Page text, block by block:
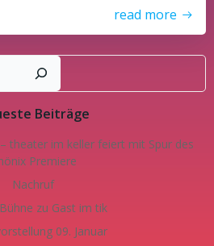
read more
Beiträge
theater im keller feiert mit Spur des
Premiere
Nachruf
zu Gast im tik
09. Januar